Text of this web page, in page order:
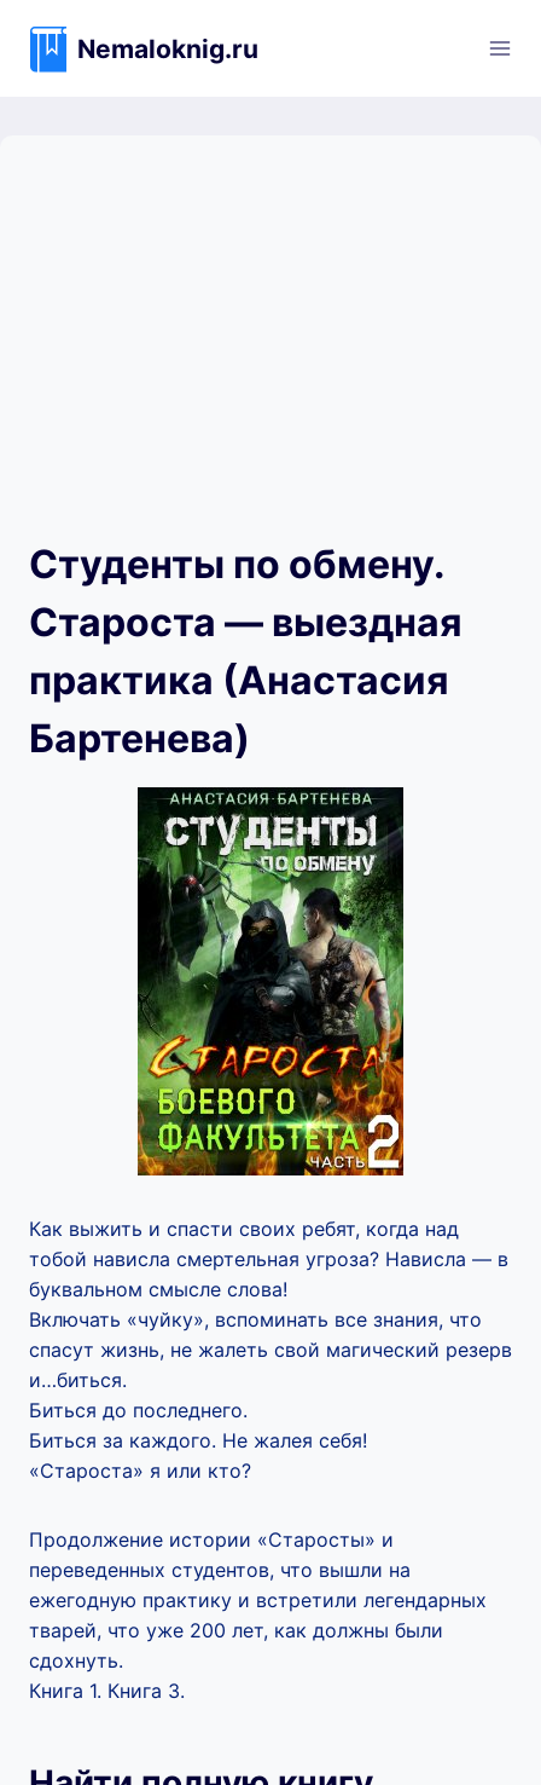
содержимому
Nemaloknig.ru
Студенты по обмену.
Староста — выездная
практика (Анастасия
Бартенева)
Как выжить и спасти своих ребят, когда над
тобой нависла смертельная угроза? Нависла — в
буквальном смысле слова!
Включать «чуйку», вспоминать все знания, что
спасут жизнь, не жалеть свой магический резерв
и…биться.
Биться до последнего.
Биться за каждого. Не жалея себя!
«Староста» я или кто?
Продолжение истории «Старосты» и
переведенных студентов, что вышли на
ежегодную практику и встретили легендарных
тварей, что уже 200 лет, как должны были
сдохнуть.
Книга 1. Книга 3.